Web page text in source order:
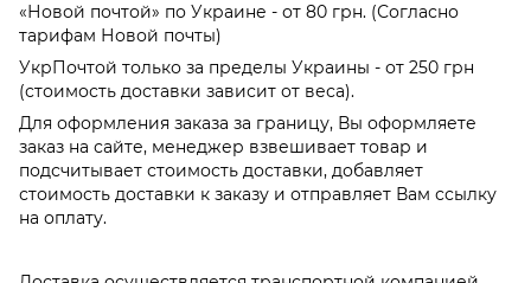
«Новой почтой» по Украине - от 80 грн. (Согласно
тарифам Новой почты)
УкрПочтой только за пределы Украины - от 250 грн
(стоимость доставки зависит от веса).
Для оформления заказа за границу, Вы оформляете
заказ на сайте, менеджер взвешивает товар и
подсчитывает стоимость доставки, добавляет
стоимость доставки к заказу и отправляет Вам ссылку
на оплату.